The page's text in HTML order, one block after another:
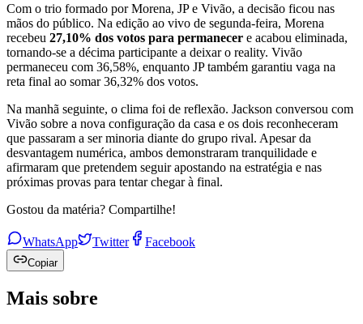
Com o trio formado por Morena, JP e Vivão, a decisão ficou nas
mãos do público. Na edição ao vivo de segunda-feira, Morena
recebeu 27,10% dos votos para permanecer e acabou eliminada,
tornando-se a décima participante a deixar o reality. Vivão
permaneceu com 36,58%, enquanto JP também garantiu vaga na
reta final ao somar 36,32% dos votos.
Na manhã seguinte, o clima foi de reflexão. Jackson conversou com
Vivão sobre a nova configuração da casa e os dois reconheceram
que passaram a ser minoria diante do grupo rival. Apesar da
desvantagem numérica, ambos demonstraram tranquilidade e
afirmaram que pretendem seguir apostando na estratégia e nas
próximas provas para tentar chegar à final.
Gostou da matéria? Compartilhe!
WhatsApp Twitter Facebook
Copiar
Mais sobre